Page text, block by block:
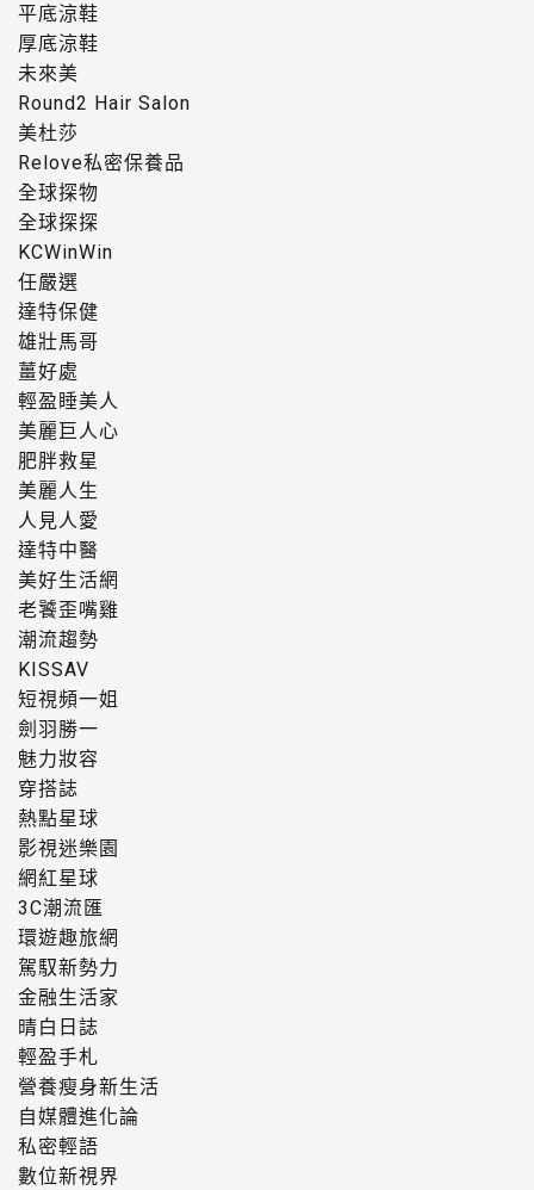
平底涼鞋
厚底涼鞋
未來美
Round2 Hair Salon
美杜莎
Relove私密保養品
全球探物
全球探探
KCWinWin
任嚴選
達特保健
雄壯馬哥
薑好處
輕盈睡美人
美麗巨人心
肥胖救星
美麗人生
人見人愛
達特中醫
美好生活網
老饕歪嘴雞
潮流趨勢
KISSAV
短視頻一姐
劍羽勝一
魅力妝容
穿搭誌
熱點星球
影視迷樂園
網紅星球
3C潮流匯
環遊趣旅網
駕馭新勢力
金融生活家
晴白日誌
輕盈手札
營養瘦身新生活
自媒體進化論
私密輕語
數位新視界